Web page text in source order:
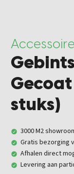
stuks)
3000 M2
Gratis bezorging
Afhalen direct
Levering aan